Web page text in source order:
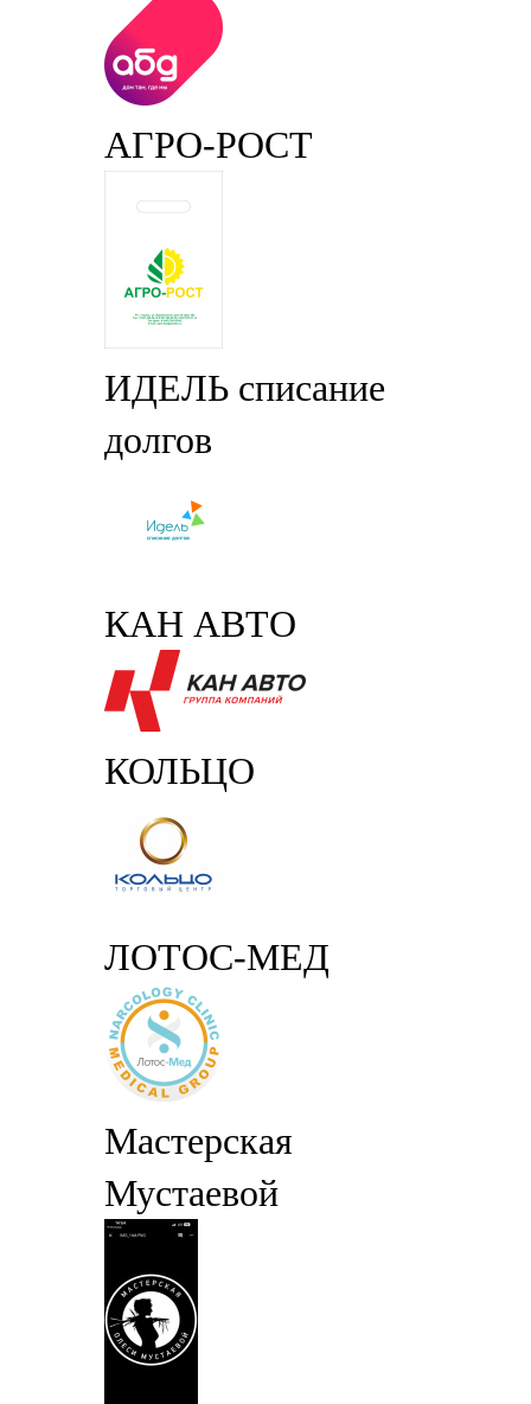
АГРО-РОСТ
ИДЕЛЬ списание
долгов
КАН АВТО
КОЛЬЦО
ЛОТОС-МЕД
Мастерская
Мустаевой